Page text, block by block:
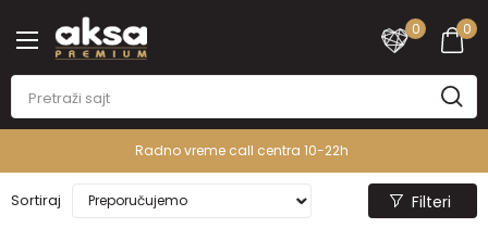
0
0
Radno vreme call centra 10-22h
Sortiraj Filteri